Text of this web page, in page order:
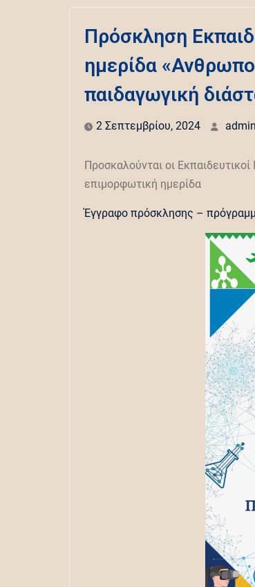
Πρόσκληση
ημερίδα
παιδαγωγική
2 Σεπτεμβρίου, 2024 admin
Προσκαλούνται οι
επιμορφωτική ημερίδα
Έγγραφο πρόσκλησης –